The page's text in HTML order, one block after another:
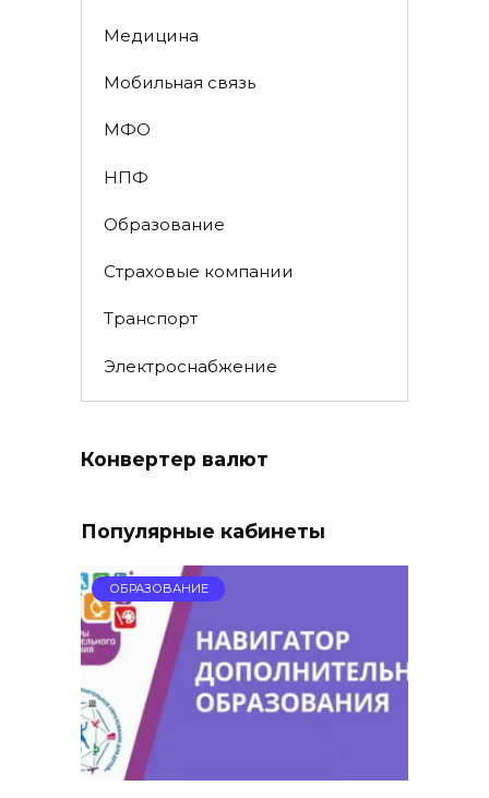
Медицина
Мобильная связь
МФО
НПФ
Образование
Страховые компании
Транспорт
Электроснабжение
Конвертер валют
Популярные кабинеты
ОБРАЗОВАНИЕ